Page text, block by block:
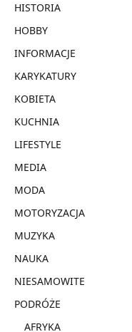
HISTORIA
HOBBY
INFORMACJE
KARYKATURY
KOBIETA
KUCHNIA
LIFESTYLE
MEDIA
MODA
MOTORYZACJA
MUZYKA
NAUKA
NIESAMOWITE
PODRÓŻE
AFRYKA